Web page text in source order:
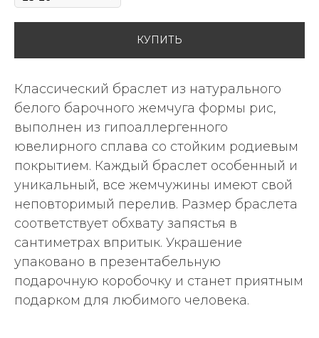
КУПИТЬ
Классический браслет из натурального
белого барочного жемчуга формы рис,
выполнен из гипоаллергенного
ювелирного сплава со стойким родиевым
покрытием. Каждый браслет особенный и
уникальный, все жемчужины имеют свой
неповторимый перелив. Размер браслета
соответствует обхвату запястья в
сантиметрах впритык. Украшение
упаковано в презентабельную
подарочную коробочку и станет приятным
подарком для любимого человека.